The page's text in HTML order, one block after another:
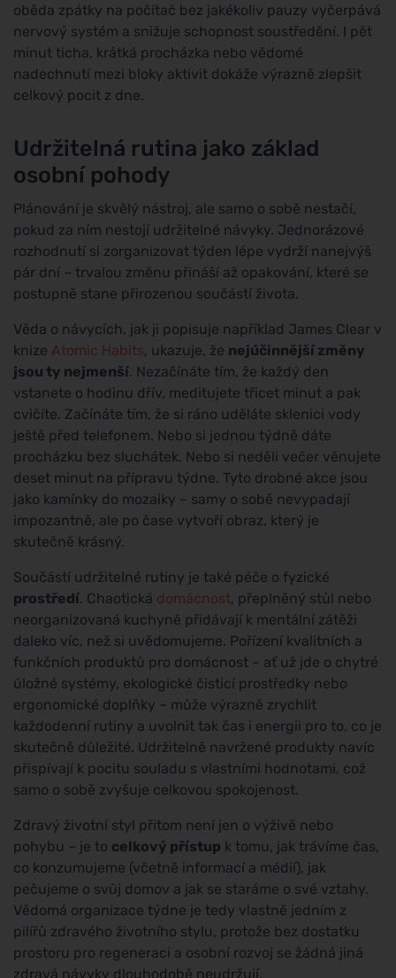
oběda zpátky na počítač bez jakékoliv pauzy vyčerpává
nervový systém a snižuje schopnost soustředění. I pět
minut ticha, krátká procházka nebo vědomé
nadechnutí mezi bloky aktivit dokáže výrazně zlepšit
celkový pocit z dne.
Udržitelná rutina jako základ
osobní pohody
Plánování je skvělý nástroj, ale samo o sobě nestačí,
pokud za ním nestojí udržitelné návyky. Jednorázové
rozhodnutí si zorganizovat týden lépe vydrží nanejvýš
pár dní – trvalou změnu přináší až opakování, které se
postupně stane přirozenou součástí života.
Věda o návycích, jak ji popisuje například James Clear v
knize Atomic Habits, ukazuje, že nejúčinnější změny
jsou ty nejmenší. Nezačínáte tím, že každý den
vstanete o hodinu dřív, meditujete třicet minut a pak
cvičíte. Začínáte tím, že si ráno uděláte sklenici vody
ještě před telefonem. Nebo si jednou týdně dáte
procházku bez sluchátek. Nebo si neděli večer věnujete
deset minut na přípravu týdne. Tyto drobné akce jsou
jako kamínky do mozaiky – samy o sobě nevypadají
impozantně, ale po čase vytvoří obraz, který je
skutečně krásný.
Součástí udržitelné rutiny je také péče o fyzické
prostředí. Chaotická domácnost, přeplněný stůl nebo
neorganizovaná kuchyně přidávají k mentální zátěži
daleko víc, než si uvědomujeme. Pořízení kvalitních a
funkčních produktů pro domácnost – ať už jde o chytré
úložné systémy, ekologické čisticí prostředky nebo
ergonomické doplňky – může výrazně zrychlit
každodenní rutiny a uvolnit tak čas i energii pro to, co je
skutečně důležité. Udržitelně navržené produkty navíc
přispívají k pocitu souladu s vlastními hodnotami, což
samo o sobě zvyšuje celkovou spokojenost.
Zdravý životní styl přitom není jen o výživě nebo
pohybu – je to celkový přístup k tomu, jak trávíme čas,
co konzumujeme (včetně informací a médií), jak
pečujeme o svůj domov a jak se staráme o své vztahy.
Vědomá organizace týdne je tedy vlastně jedním z
pilířů zdravého životního stylu, protože bez dostatku
prostoru pro regeneraci a osobní rozvoj se žádná jiná
zdravá návyky dlouhodobě neudržují.